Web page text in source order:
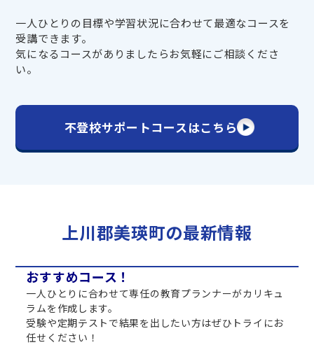
一人ひとりの目標や学習状況に合わせて最適なコースを
受講できます。
気になるコースがありましたらお気軽にご相談くださ
い。
不登校サポートコースはこちら
上川郡美瑛町の最新情報
おすすめコース！
一人ひとりに合わせて専任の教育プランナーがカリキュ
ラムを作成します。
受験や定期テストで結果を出したい方はぜひトライにお
任せください！